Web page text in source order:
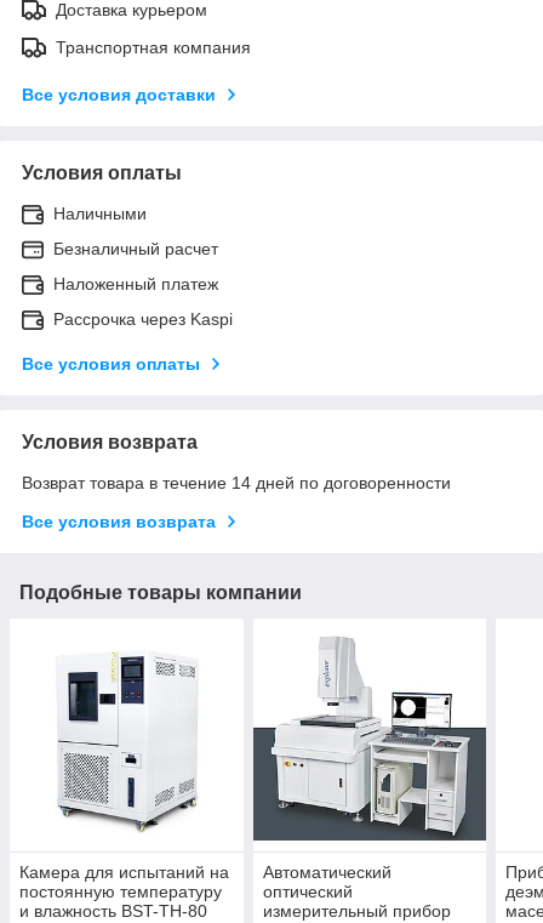
Доставка курьером
Транспортная компания
Все условия доставки
Условия оплаты
Наличными
Безналичный расчет
Наложенный платеж
Рассрочка через Kaspi
Все условия оплаты
Условия возврата
Возврат товара в течение 14 дней по договоренности
Все условия возврата
Подобные товары компании
Камера для испытаний на
постоянную температуру
и влажность BST-TH-80
Автоматический
оптический
измерительный прибор